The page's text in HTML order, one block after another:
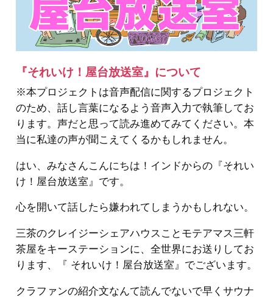
『それいけ！屋台放送室』について
※本プロジェクトは音声配信に関するプロジェクト
のため、話し言葉になるよう音声入力で執筆してお
ります。声だと思って読み進めてみてください。本
当に私達の声が聞こえてくるかもしれません。
はい、みなさんこんにちは！インドからの『それい
け！屋台放送室』です。
心を開いて話したら嫌われてしまうかもしれない。
三茶のクレイジーシェアハウスことモテアマス三軒
茶屋をキーステーションに、全世界にお送りしてお
ります、『 それいけ！屋台放送室』でございます。
クラファンの紹介文なんて読んでないで早くサウナ